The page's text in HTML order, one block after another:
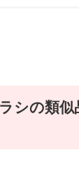
シの類似